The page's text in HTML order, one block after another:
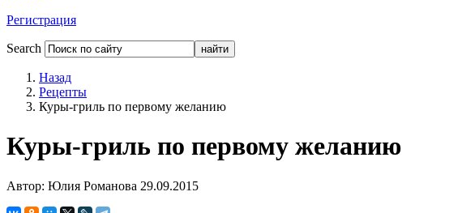
Регистрация
Search
Назад
Рецепты
Куры-гриль по первому желанию
Куры-гриль по первому желанию
Автор: Юлия Романова 29.09.2015